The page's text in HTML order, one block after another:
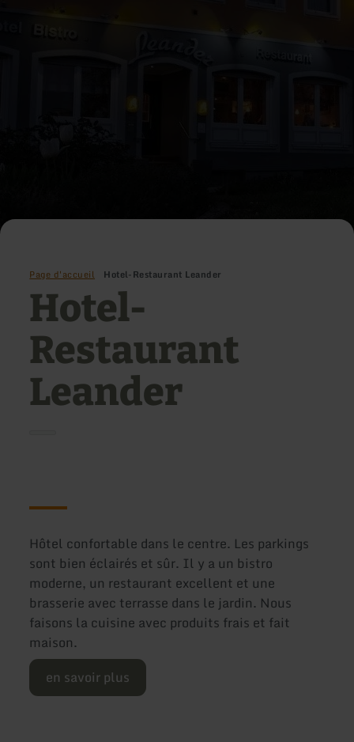
Page d'accueil Hotel-Restaurant Leander
Hotel-
Restaurant
Leander
Hôtel confortable dans le centre. Les parkings
sont bien éclairés et sûr. Il y a un bistro
moderne, un restaurant excellent et une
brasserie avec terrasse dans le jardin. Nous
faisons la cuisine avec produits frais et fait
maison.
en savoir plus